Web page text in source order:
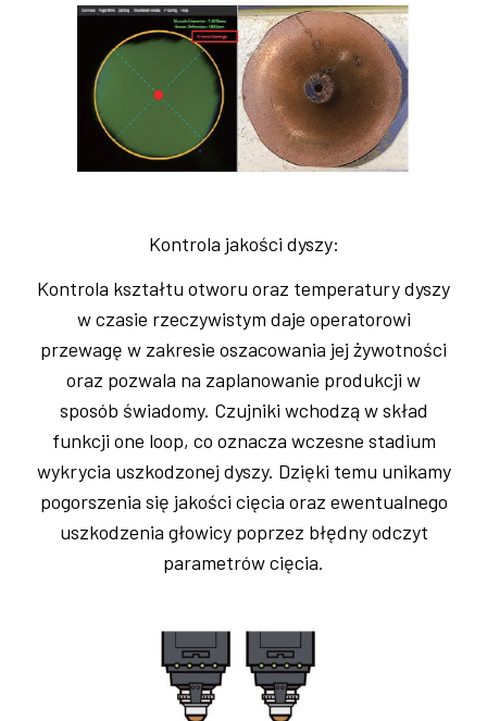
Kontrola jakości dyszy:
Kontrola kształtu otworu oraz temperatury dyszy
w czasie rzeczywistym daje operatorowi
przewagę w zakresie oszacowania jej żywotności
oraz pozwala na zaplanowanie produkcji w
sposób świadomy. Czujniki wchodzą w skład
funkcji one loop, co oznacza wczesne stadium
wykrycia uszkodzonej dyszy. Dzięki temu unikamy
pogorszenia się jakości cięcia oraz ewentualnego
uszkodzenia głowicy poprzez błędny odczyt
parametrów cięcia.